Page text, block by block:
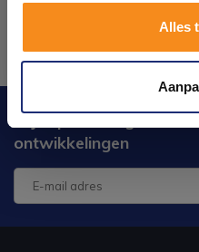
Alles
Blijf op de hoogte van
ontwikkelingen
Kom langs en